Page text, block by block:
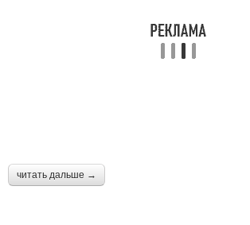
читать дальше →